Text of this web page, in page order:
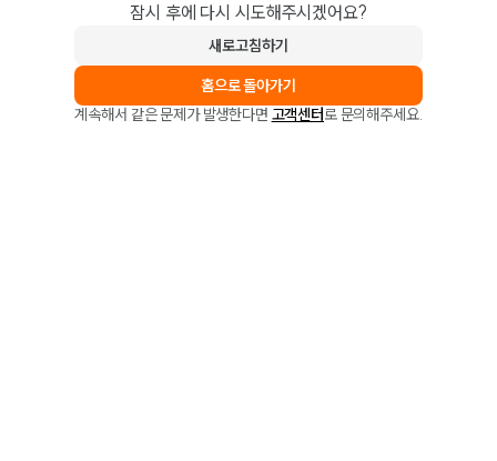
잠시 후에 다시 시도해주시겠어요?
새로고침하기
홈으로 돌아가기
계속해서 같은 문제가 발생한다면 고객센터로 문의해주세요.